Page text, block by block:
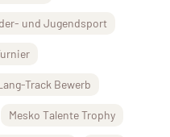
und Jugendsport
Track Bewerb
Mesko Talente Trophy